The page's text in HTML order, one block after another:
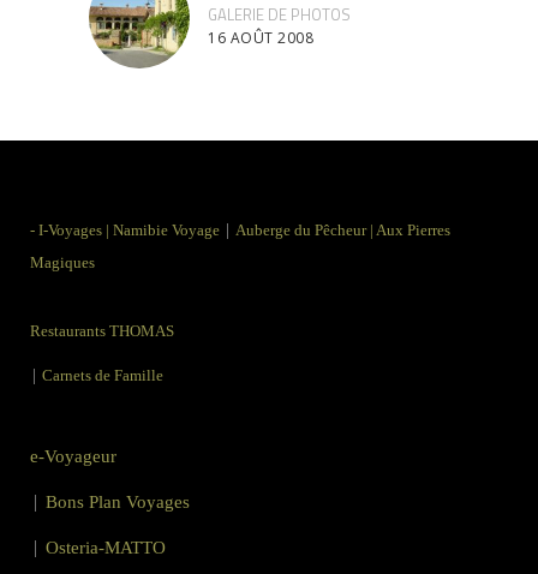
GALERIE DE PHOTOS
16 AOÛT 2008
- I-Voyages | Namibie Voyage | Auberge du Pêcheur | Aux Pierres
Magiques
Restaurants THOMAS
| Carnets de Famille
e-Voyageur
| Bons Plan Voyages
| Osteria-MATTO